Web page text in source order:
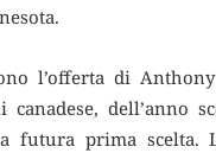
l’offerta di
dell’anno
futura prima scelta.